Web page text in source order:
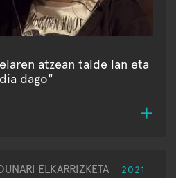
atzean talde lan eta
dago"
ELKARRIZKETA
2021-